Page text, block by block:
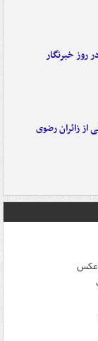
خبرنگار
از زائران رضوی